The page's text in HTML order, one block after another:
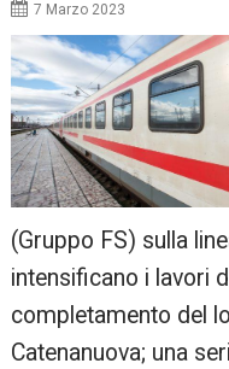
7 Marzo 2023
(Gruppo FS) sulla
intensificano i lavori
completamento del
Catenanuova; una